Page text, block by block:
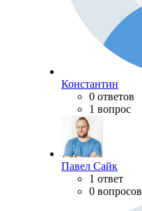
Константин
0 ответов
1 вопрос
Павел Сайк
1 ответ
0 вопросов